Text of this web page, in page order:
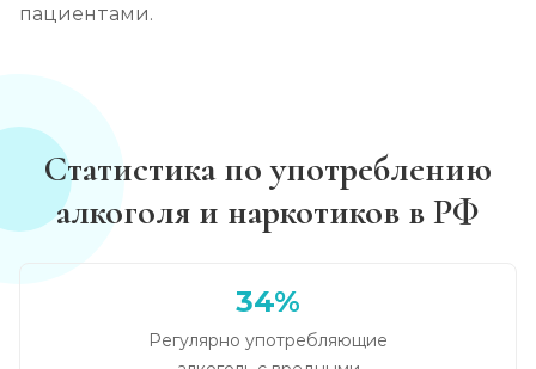
пациентами.
Статистика по употреблению
алкоголя и наркотиков в РФ
34%
Регулярно употребляющие